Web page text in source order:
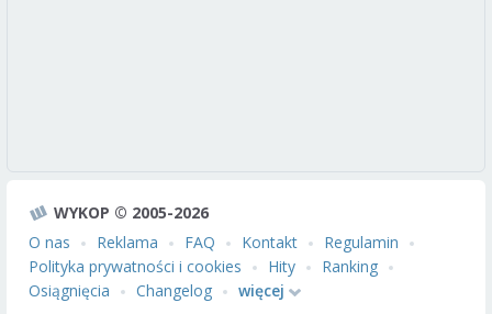
WYKOP © 2005-2026
O nas
Reklama FAQ Kontakt
Regulamin
Polityka prywatności i cookies
Hity
Ranking
Osiągnięcia
Changelog
więcej